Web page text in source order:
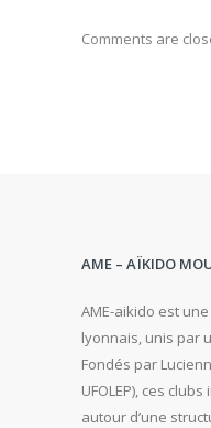
Comments are
AME – AÏKIDO
AME-aikido est
lyonnais, unis par
Fondés par
UFOLEP), ces
autour d’une